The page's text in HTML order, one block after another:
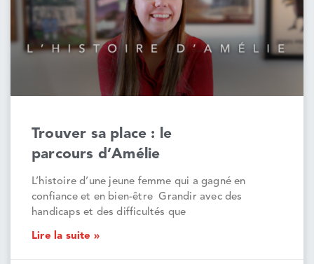
Trouver sa place : le
parcours d’Amélie
L’histoire d’une jeune femme qui a gagné en
confiance et en bien-être Grandir avec des
handicaps et des difficultés que
Lire la suite »